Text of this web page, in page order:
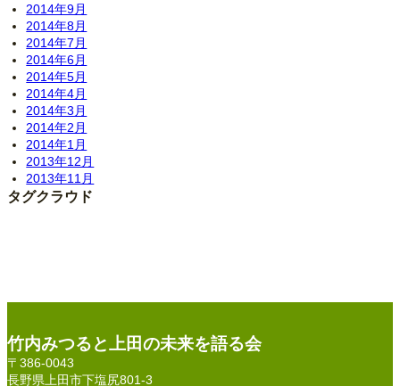
2014年9月
2014年8月
2014年7月
2014年6月
2014年5月
2014年4月
2014年3月
2014年2月
2014年1月
2013年12月
2013年11月
タグクラウド
竹内みつると上田の未来を語る会
〒386-0043
長野県上田市下塩尻801-3